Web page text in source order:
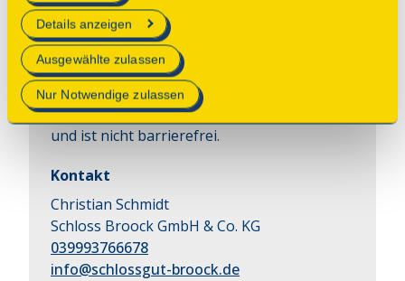
erforderlich sind.
Mehr Informationen finden Sie in unserer
Datenschutzerklärung.
Details anzeigen
Ausgewählte zulassen
Nur Notwendige zulassen
Wintergarten am Südgiebel des Schlosses -
mit Mittagstisch, Kaffee, Kuchen und
herzhaften Speisen.
Hinweis: Der Zugang zum Schloss erfolgt
über die Gartenterrasse auf der Parkseite
und ist nicht barrierefrei.
Kontakt
Christian Schmidt
Schloss Broock GmbH & Co. KG
039993766678
info@schlossgut-broock.de